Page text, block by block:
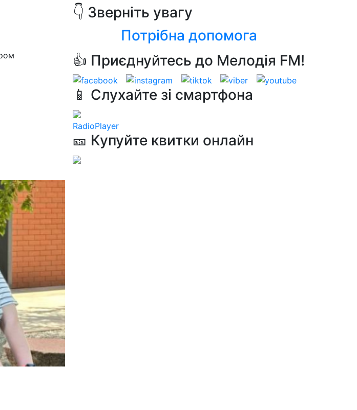
👇 Зверніть увагу
Потрібна допомога
👍 Приєднуйтесь до Мелодія FM!
📱 Слухайте зі смартфона
RadioPlayer
🎫 Купуйте квитки онлайн